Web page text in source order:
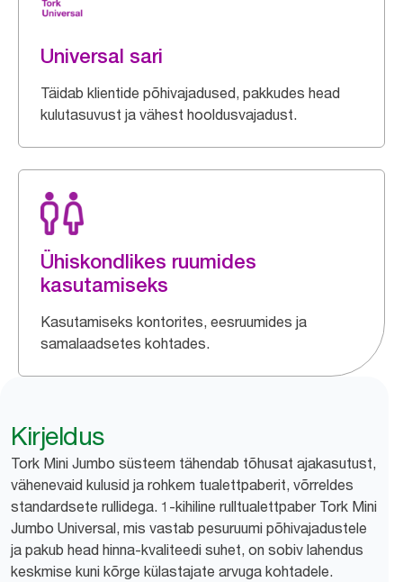
Universal sari
Täidab klientide põhivajadused, pakkudes head
kulutasuvust ja vähest hooldusvajadust.
Ühiskondlikes ruumides
kasutamiseks
Kasutamiseks kontorites, eesruumides ja
samalaadsetes kohtades.
Kirjeldus
Tork Mini Jumbo süsteem tähendab tõhusat ajakasutust,
vähenevaid kulusid ja rohkem tualettpaberit, võrreldes
standardsete rullidega. 1-kihiline rulltualettpaber Tork Mini
Jumbo Universal, mis vastab pesuruumi põhivajadustele
ja pakub head hinna-kvaliteedi suhet, on sobiv lahendus
keskmise kuni kõrge külastajate arvuga kohtadele.